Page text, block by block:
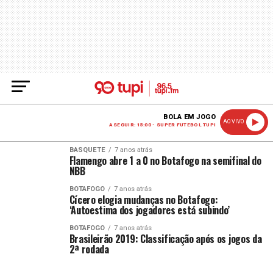
BOLA EM JOGO
A SEGUIR: 15:00 - SUPER FUTEBOL TUPI
AO VIVO
BASQUETE 7 anos atrás
Flamengo abre 1 a 0 no Botafogo na semifinal do
NBB
BOTAFOGO 7 anos atrás
Cícero elogia mudanças no Botafogo:
‘Autoestima dos jogadores está subindo’
BOTAFOGO 7 anos atrás
Brasileirão 2019: Classificação após os jogos da
2ª rodada